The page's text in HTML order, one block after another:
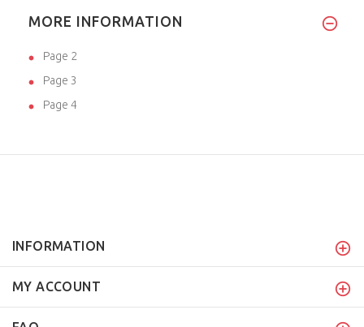
MORE INFORMATION
Page 2
Page 3
Page 4
INFORMATION
MY ACCOUNT